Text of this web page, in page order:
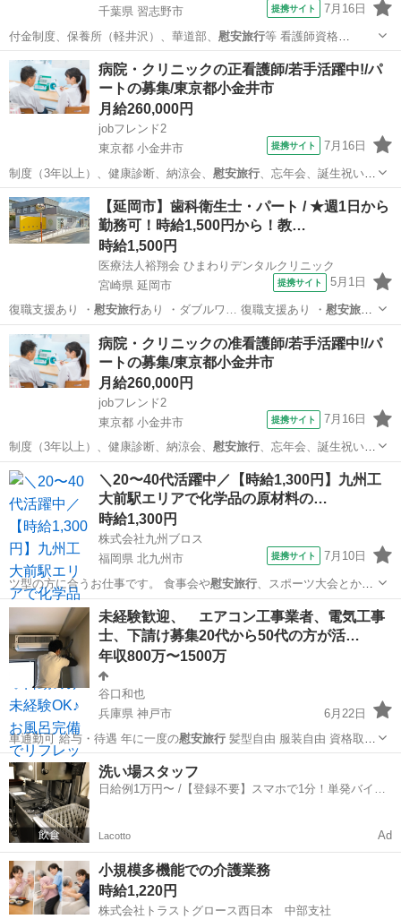
千葉県 習志野市
提携サイト 7月16日
付金制度、保養所（軽井沢）、華道部、 慰安旅行等 看護師資格
NOA・JAPA…
千葉 習志野市 看護師
病院・クリニックの正看護師/若手活躍中!/パ
ートの募集/東京都小金井市
月給260,000円
jobフレンド2
東京都 小金井市
提携サイト 7月16日
制度（3年以上）、健康診断、納涼会、 慰安旅行、忘年会、誕生祝い、
マッサージ、新人…
東京 小金井市 看護師
【延岡市】歯科衛生士・パート / ★週1日から
勤務可！時給1,500円から！教…
時給1,500円
医療法人裕翔会 ひまわりデンタルクリニック
宮崎県 延岡市
提携サイト 5月1日
復職支援あり ・ 慰安旅行あり ・ダブルワ… 復職支援あり ・ 慰安旅行
あり ・ダブルワ…
宮崎 延岡市 歯科衛生士
病院・クリニックの准看護師/若手活躍中!/パ
ートの募集/東京都小金井市
月給260,000円
jobフレンド2
東京都 小金井市
提携サイト 7月16日
制度（3年以上）、健康診断、納涼会、 慰安旅行、忘年会、誕生祝い、
マッサージ、新人…
東京 看護師
＼20〜40代活躍中／【時給1,300円】九州工
大前駅エリアで化学品の原材料の…
時給1,300円
株式会社九州ブロス
福岡県 北九州市
提携サイト 7月10日
ツ型の方に合うお仕事です。 食事会や慰安旅行、スポーツ大会とか定
期的にイベントを…
福岡 北九州市 仕分け
未経験歓迎、 エアコン工事業者、電気工事
士、下請け募集20代から50代の方が活…
年収800万〜1500万
谷口和也
兵庫県 神戸市
6月22日
車通勤可 給与・待遇 年に一度の慰安旅行髪型自由 服装自由 資格取
得…
兵庫 神戸市 その他
洗い場スタッフ
日給例1万円〜 /【登録不要】スマホで1分！単発バイト
Lacotto Ad
小規模多機能での介護業務
時給1,220円
株式会社トラストグロース西日本 中部支社